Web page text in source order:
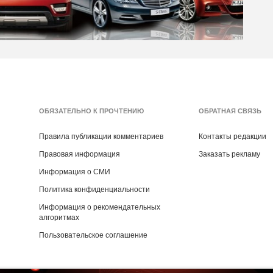
ОБЯЗАТЕЛЬНО К ПРОЧТЕНИЮ
Правила публикации комментариев
Правовая информация
Информация о СМИ
Политика конфиденциальности
Информация о рекомендательных
алгоритмах
Пользовательское соглашение
ОБРАТНАЯ СВЯЗЬ
Контакты редакции
Заказать рекламу